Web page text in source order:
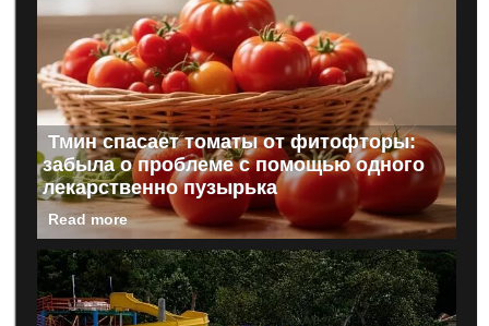
Тмин спасает томаты от фитофторы:
забыла о проблеме с помощью одного
лекарственно пузырька
Read more